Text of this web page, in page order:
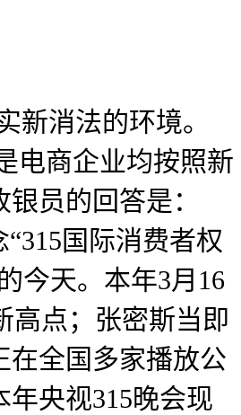
新消法的环境。
电商企业均按照新
员的回答是：
国际消费者权
今天。本年3月16
高点；张密斯当即
在全国多家播放公
央视315晚会现